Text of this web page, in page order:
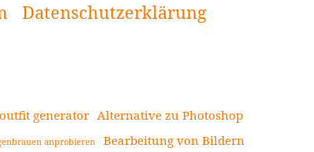
Datenschutzerklärung
generator Alternative zu Photoshop
anprobieren Bearbeitung von Bildern